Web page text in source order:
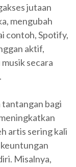
jutaan
mengubah
contoh, Spotify,
aktif,
secara
tantangan bagi
artis sering kali
Misalnya,